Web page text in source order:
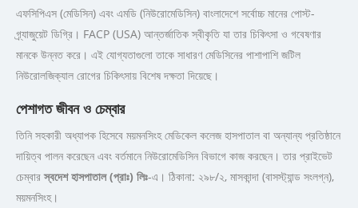
এফসিপিএস (মেডিসিন) এবং এমডি (নিউরোমেডিসিন) বাংলাদেশে সর্বোচ্চ মানের পোস্ট-
গ্র্যাজুয়েট ডিগ্রি। FACP (USA) আন্তর্জাতিক স্বীকৃতি যা তার চিকিৎসা ও গবেষণার
মানকে উন্নত করে। এই যোগ্যতাগুলো তাকে সাধারণ মেডিসিনের পাশাপাশি জটিল
নিউরোলজিক্যাল রোগের চিকিৎসায় বিশেষ দক্ষতা দিয়েছে।
পেশাগত জীবন ও চেম্বার
তিনি সহকারী অধ্যাপক হিসেবে ময়মনসিংহ মেডিকেল কলেজ হাসপাতাল বা অন্যান্য প্রতিষ্ঠানে
দায়িত্ব পালন করেছেন এবং বর্তমানে নিউরোমেডিসিন বিভাগে কাজ করছেন। তার প্রাইভেট
চেম্বারস্বদেশ হাসপাতাল (প্রাঃ) লিঃ-এ। ঠিকানা: ২৯৮/২, মাসকান্দা (বাসস্ট্যান্ড সংলগ্ন),
ময়মনসিংহ।